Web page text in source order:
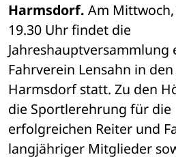
Harmsdorf. Am
19.30 Uhr findet die
Jahreshauptversammlung
Fahrverein Lensahn in
Harmsdorf statt. Zu den
die Sportlerehrung für die
erfolgreichen Reiter und
langjähriger Mitglieder